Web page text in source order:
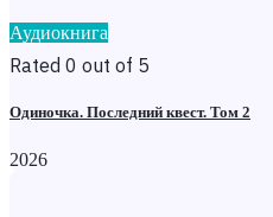
Аудиокнига
Rated 0 out of 5
Одиночка. Последний квест. Том 2
2026